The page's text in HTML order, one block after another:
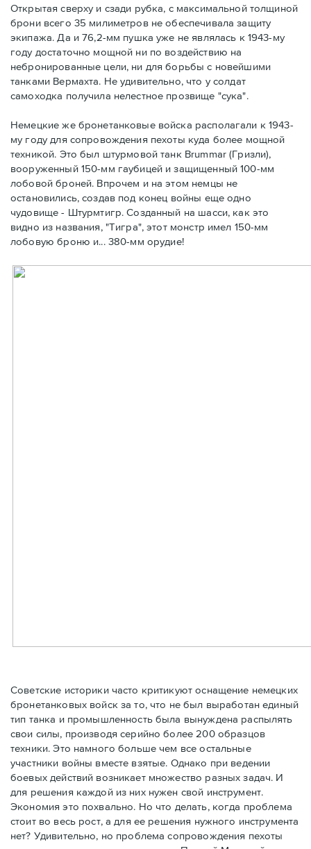
Открытая сверху и сзади рубка, с максимальной толщиной
брони всего 35 милиметров не обеспечивала защиту
экипажа. Да и 76,2-мм пушка уже не являлась к 1943-му
году достаточно мощной ни по воздействию на
небронированные цели, ни для борьбы с новейшими
танками Вермахта. Не удивительно, что у солдат
самоходка получила нелестное прозвище "сука".
Немецкие же бронетанковые войска располагали к 1943-
му году для сопровождения пехоты куда более мощной
техникой. Это был штурмовой танк Brummar (Гризли),
вооруженный 150-мм гаубицей и защищенный 100-мм
лобовой броней. Впрочем и на этом немцы не
остановились, создав под конец войны еще одно
чудовище - Штурмтигр. Созданный на шасси, как это
видно из названия, "Тигра", этот монстр имел 150-мм
лобовую броню и... 380-мм орудие!
Советские историки часто критикуют оснащение немецких
бронетанковых войск за то, что не был выработан единый
тип танка и промышленность была вынуждена распылять
свои силы, производя серийно более 200 образцов
техники. Это намного больше чем все остальные
участники войны вместе взятые. Однако при ведении
боевых действий возникает множество разных задач. И
для решения каждой из них нужен свой инструмент.
Экономия это похвально. Но что делать, когда проблема
стоит во весь рост, а для ее решения нужного инструмента
нет? Удивительно, но проблема сопровождения пехоты